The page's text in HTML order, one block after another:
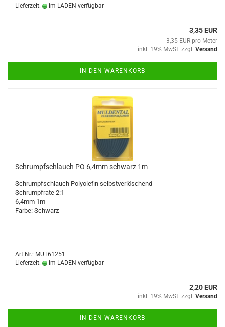
Lieferzeit:
im LADEN verfügbar
3,35 EUR
3,35 EUR pro Meter
inkl. 19% MwSt. zzgl. Versand
IN DEN WARENKORB
Schrumpfschlauch PO 6,4mm schwarz 1m
Schrumpfschlauch Polyolefin selbstverlöschend
Schrumpfrate 2:1
6,4mm 1m
Farbe: Schwarz
Art.Nr.: MUT61251
Lieferzeit:
im LADEN verfügbar
2,20 EUR
inkl. 19% MwSt. zzgl. Versand
IN DEN WARENKORB